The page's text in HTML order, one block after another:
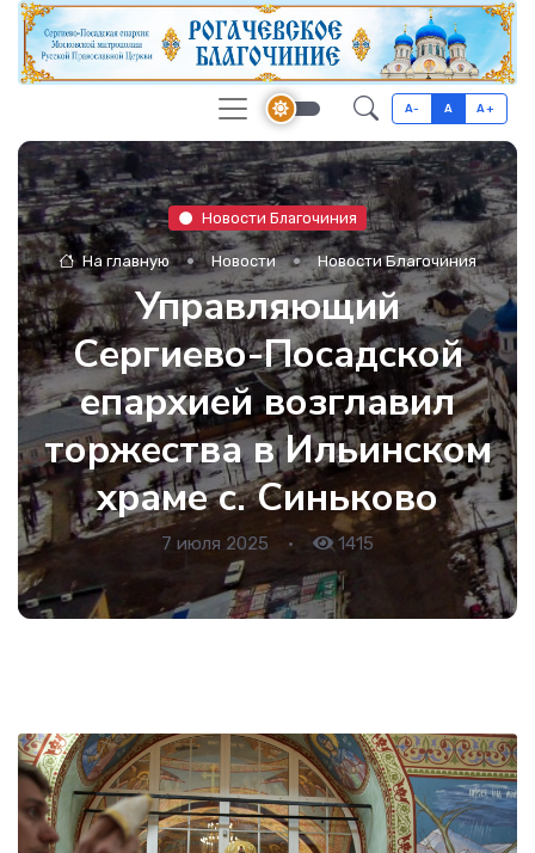
A- A A+
Новости Благочиния
На главную Новости Новости Благочиния
Управляющий
Сергиево-Посадской
епархией возглавил
торжества в Ильинском
храме с. Синьково
7 июля 2025 • 1415